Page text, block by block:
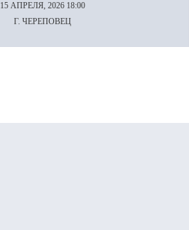
15 АПРЕЛЯ, 2026 18:00
Г. ЧЕРЕПОВЕЦ